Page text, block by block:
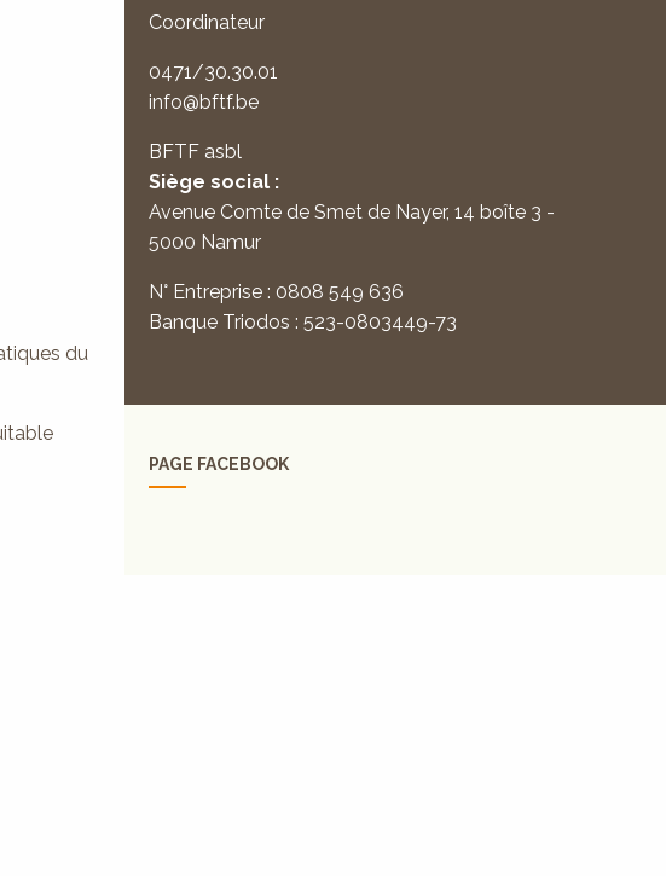
du
Coordinateur
0471/30.30.01
info@bftf.be
BFTF asbl
Siège social :
Avenue Comte de Smet de Nayer, 14 boîte 3 -
5000 Namur
N° Entreprise : 0808 549 636
Banque Triodos : 523-0803449-73
PAGE FACEBOOK